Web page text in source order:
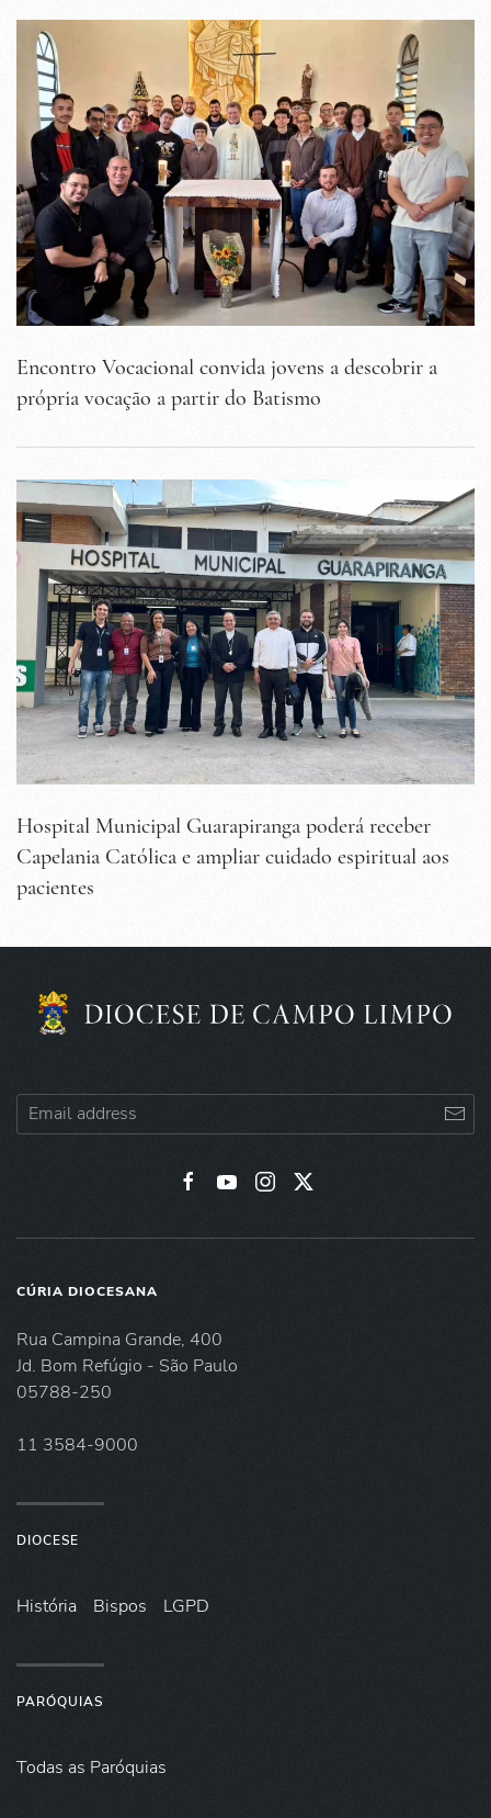
Encontro Vocacional convida jovens a descobrir a
própria vocação a partir do Batismo
Hospital Municipal Guarapiranga poderá receber
Capelania Católica e ampliar cuidado espiritual aos
pacientes
CÚRIA DIOCESANA
Rua Campina Grande, 400
Jd. Bom Refúgio - São Paulo
05788-250
11 3584-9000
DIOCESE
História Bispos LGPD
PARÓQUIAS
Todas as Paróquias